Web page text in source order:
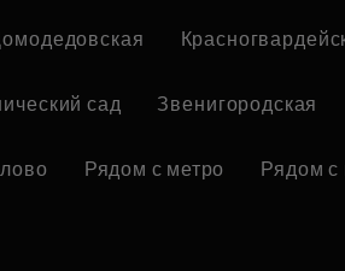
сад Звенигородская
Рядом с метро Рядом с